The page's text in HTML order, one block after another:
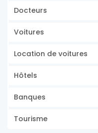
Docteurs
Voitures
Location de voitures
Hôtels
Banques
Tourisme